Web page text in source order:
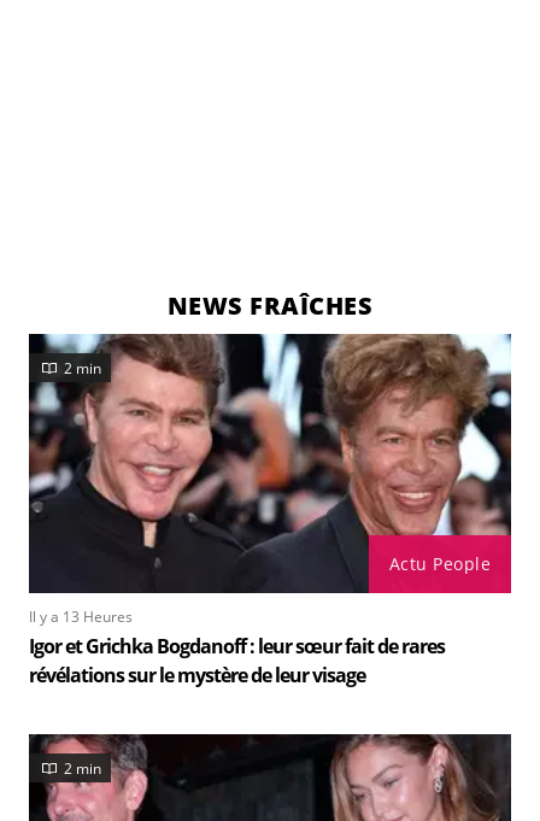
NEWS FRAÎCHES
Actu People
2 min
Il y a 13 Heures
Igor et Grichka Bogdanoff : leur sœur fait de rares
révélations sur le mystère de leur visage
2 min